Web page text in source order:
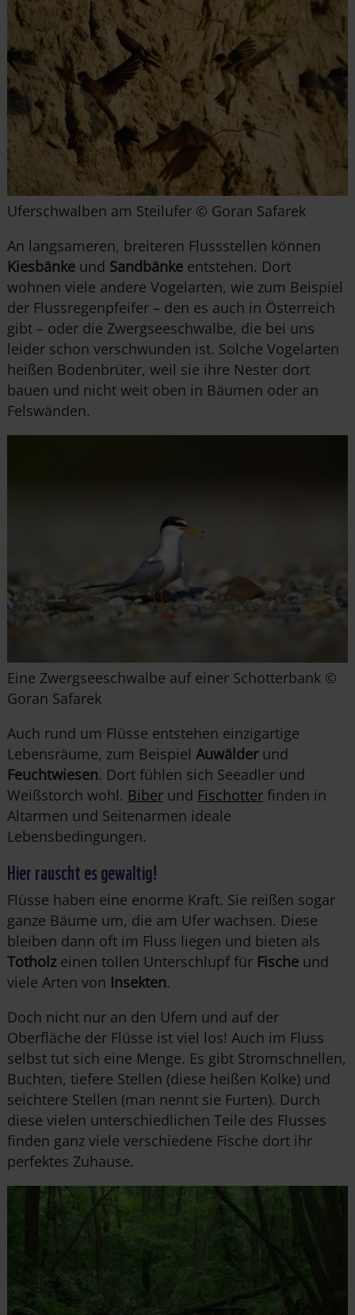
Uferschwalben am Steilufer © Goran Safarek
An langsameren, breiteren Flussstellen können
Kiesbänkeund Sandbänkeentstehen. Dort
wohnen viele andere Vogelarten, wie zum Beispiel
der Flussregenpfeifer – den es auch in Österreich
gibt – oder die Zwergseeschwalbe, die bei uns
leider schon verschwunden ist. Solche Vogelarten
heißen Bodenbrüter, weil sie ihre Nester dort
bauen und nicht weit oben in Bäumen oder an
Felswänden.
Eine Zwergseeschwalbe auf einer Schotterbank ©
Goran Safarek
Auch rund um Flüsse entstehen einzigartige
Lebensräume, zum Beispiel Auwälderund
Feuchtwiesen. Dort fühlen sich Seeadler und
Weißstorch wohl. Biberund Fischotterfinden in
Altarmen und Seitenarmen ideale
Lebensbedingungen.
Hier rauscht es gewaltig!
Flüsse haben eine enorme Kraft. Sie reißen sogar
ganze Bäume um, die am Ufer wachsen. Diese
bleiben dann oft im Fluss liegen und bieten als
Totholz einen tollen Unterschlupf für Fischeund
viele Arten von Insekten.
Doch nicht nur an den Ufern und auf der
Oberfläche der Flüsse ist viel los! Auch im Fluss
selbst tut sich eine Menge. Es gibt Stromschnellen,
Buchten, tiefere Stellen (diese heißen Kolke) und
seichtere Stellen (man nennt sie Furten). Durch
diese vielen unterschiedlichen Teile des Flusses
finden ganz viele verschiedene Fische dort ihr
perfektes Zuhause.